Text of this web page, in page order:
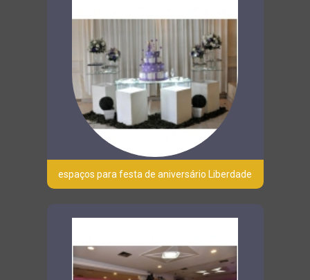
espaços para festa de aniversário Liberdade